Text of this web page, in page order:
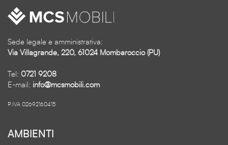
Sede legale e amministrativa:
Via Villagrande, 220, 61024 Mombaroccio (PU)
Tel: 0721 9208
E-mail: info@mcsmobili.com
P.IVA 02692160415
AMBIENTI